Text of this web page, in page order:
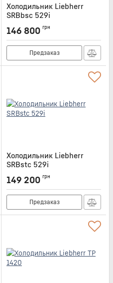
Холодильник Liebherr
SRBbsc 529i
SRBBSC529I
146 800 грн
Предзаказ
Холодильник Liebherr
SRBstc 529i
SRBSTC529I
149 200 грн
Предзаказ